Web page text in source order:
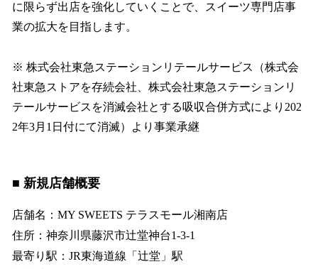
に限らず出店を強化していくことで、スイーツ専門店事
業の拡大を目指します。
※ 株式会社東急ステーションリテールサービス（株式会
社東急ストアを存続会社、株式会社東急ステーションリ
テールサービスを消滅会社とする吸収合併方式により202
2年3月1日付にて消滅）より事業承継
■ 新規店舗概要
店舗名：MY SWEETS テラスモール湘南店
住所：神奈川県藤沢市辻堂神台1-3-1
最寄り駅：JR東海道線「辻堂」駅